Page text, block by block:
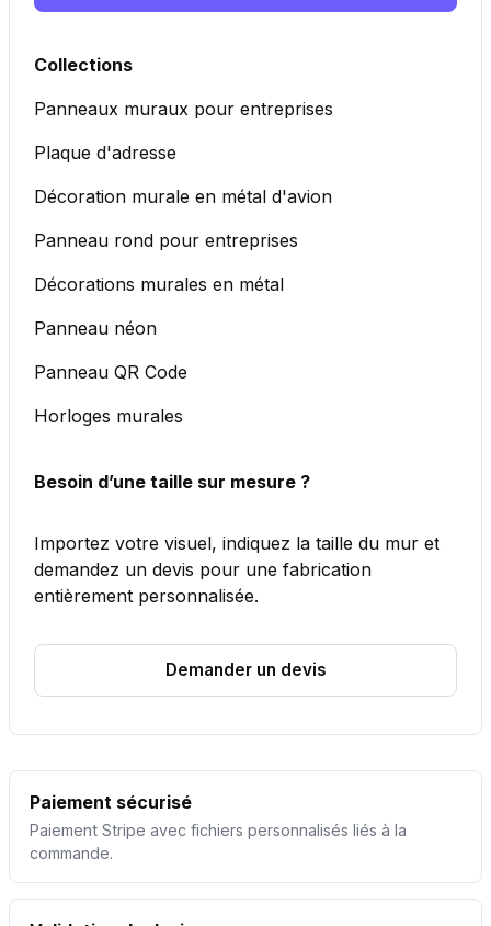
Collections
Panneaux muraux pour entreprises
Plaque d'adresse
Décoration murale en métal d'avion
Panneau rond pour entreprises
Décorations murales en métal
Panneau néon
Panneau QR Code
Horloges murales
Besoin d’une taille sur mesure ?
Importez votre visuel, indiquez la taille du mur et
demandez un devis pour une fabrication
entièrement personnalisée.
Demander un devis
Paiement sécurisé
Paiement Stripe avec fichiers personnalisés liés à la
commande.